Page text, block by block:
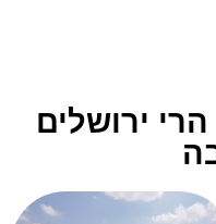
ירושלים